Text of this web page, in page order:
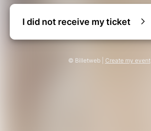
I did not receive my ticket
© Billetweb | Create my event